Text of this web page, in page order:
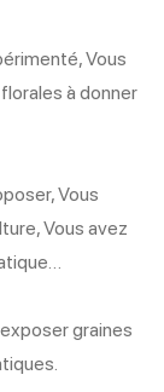
Vous
à donner
Vous
Vous avez
graines